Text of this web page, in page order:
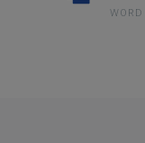
WORD